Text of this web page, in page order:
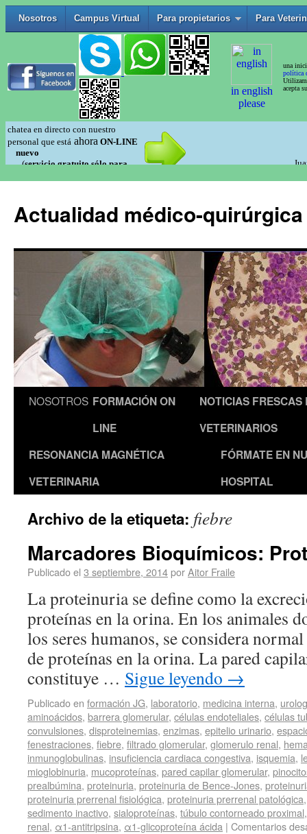
Actualidad médico-
NOSOTROS FORMACIÓN ON
LINE
NOTICIAS FRESCAS
VETERINARIOS
RESONANCIA MAGNÉTICA
VETERINARIA
FÓRMATE EN
HOSPITAL
Archivo de la etiqueta: fiebre
Marcadores Bioquímicos:
Publicado el 3 septiembre, 2014porAitor Fraile
La proteinuria se define como la
proteínas en la orina. En los animales
los seres humanos, se considera
de proteínas en la orina. La pared
constituye … Sigue leyendo →
Publicado en formación JG, laboratorio, medicina interna,
aminoácidos, barrera glomerular, células endoteliales, células
convulsiones, disproteinemias, enzimas, epitelio urinario,
fenestraciones, fiebre, filtrado glomerular, glomerulo renal,
inmunoglobulinas, insuficiencia cardiaca congestiva, isquemia,
mioglobinuria, mucoproteínas, pared capilar glomerular,
prealbúmina, proteinuria, proteinuria de Bence-Jones,
proteinuria prerrenal fisiológica, proteinuria prerrenal patológica
sedimento inactivo, sialoproteínas, túbulo contorneado proximal
renal, α1-antitripsina, α1-glicoproteína ácida | Comentarios